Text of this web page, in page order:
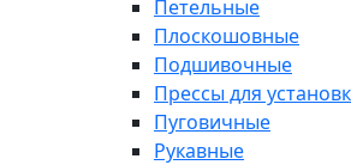
Петельные
Плоскошовные
Подшивочные
Прессы для
Пуговичные
Рукавные